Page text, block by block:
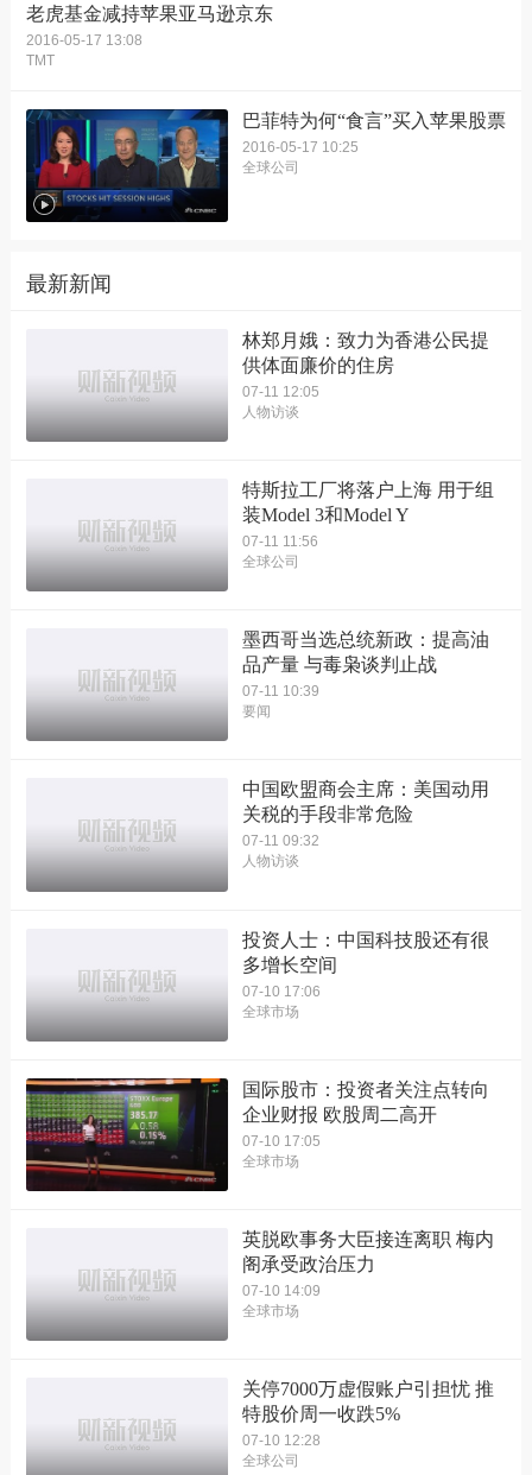
老虎基金减持苹果亚马逊京东
2016-05-17 13:08
TMT
巴菲特为何“食言”买入苹果股票
2016-05-17 10:25
全球公司
最新新闻
林郑月娥：致力为香港公民提
供体面廉价的住房
07-11 12:05
人物访谈
特斯拉工厂将落户上海 用于组
装Model 3和Model Y
07-11 11:56
全球公司
墨西哥当选总统新政：提高油
品产量 与毒枭谈判止战
07-11 10:39
要闻
中国欧盟商会主席：美国动用
关税的手段非常危险
07-11 09:32
人物访谈
投资人士：中国科技股还有很
多增长空间
07-10 17:06
全球市场
国际股市：投资者关注点转向
企业财报 欧股周二高开
07-10 17:05
全球市场
英脱欧事务大臣接连离职 梅内
阁承受政治压力
07-10 14:09
全球市场
关停7000万虚假账户引担忧 推
特股价周一收跌5%
07-10 12:28
全球公司